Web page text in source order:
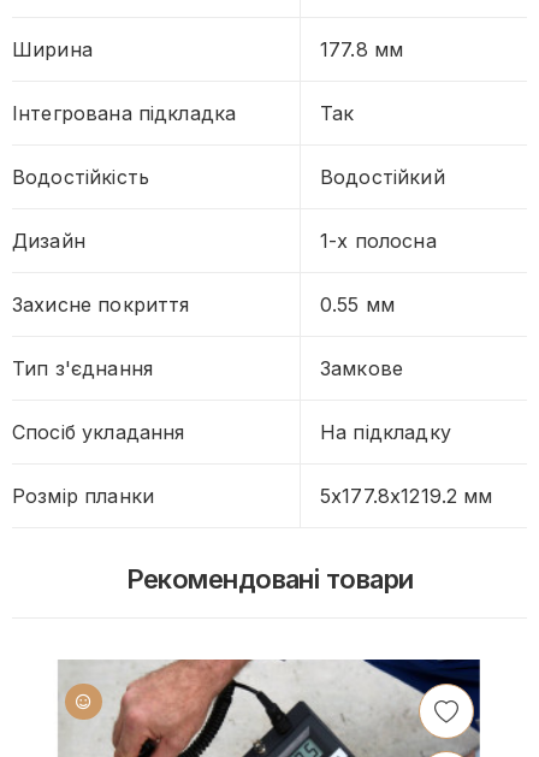
Ширина 177.8 мм
Інтегрована підкладка Так
Водостійкість Водостійкий
Дизайн 1-х полосна
Захисне покриття 0.55 мм
Тип з'єднання Замкове
Спосіб укладання На підкладку
Розмір планки 5х177.8х1219.2 мм
Рекомендовані товари